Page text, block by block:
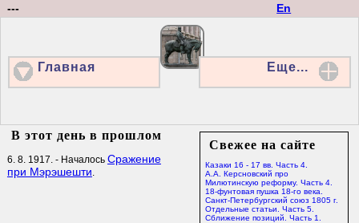
En
---
Главная Еще...
Свежее на сайте
Казаки 16 - 17 вв. Часть 4.
А.А. Керсновский про
Милютинскую реформу. Часть 4.
18-фунтовая пушка 18-го века.
Санкт-Петербургский союз 1805 г.
Отдельные статьи. Часть 5.
Сближение позиций. Часть 1.
В этот день в прошлом
6. 8. 1917. - Началось Сражение
при Мэрэшешти.